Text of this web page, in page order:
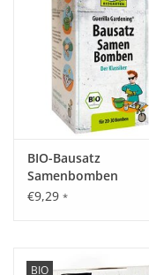
Verwendung:
Bieneweide
Sonnenblume,
BIO-Bausatz
Samenbomben
€9,29 *
BIO